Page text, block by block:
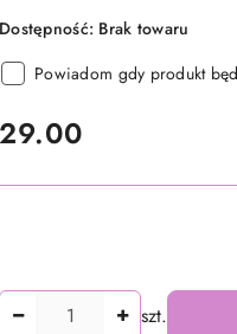
Dostępność: Brak towaru
Powiadom gdy produkt
cena:
29.00
Ilość szt.